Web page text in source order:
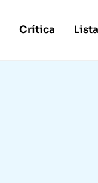
Crítica